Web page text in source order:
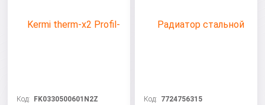
Код: FK0330500601N2Z Код: 7724756315